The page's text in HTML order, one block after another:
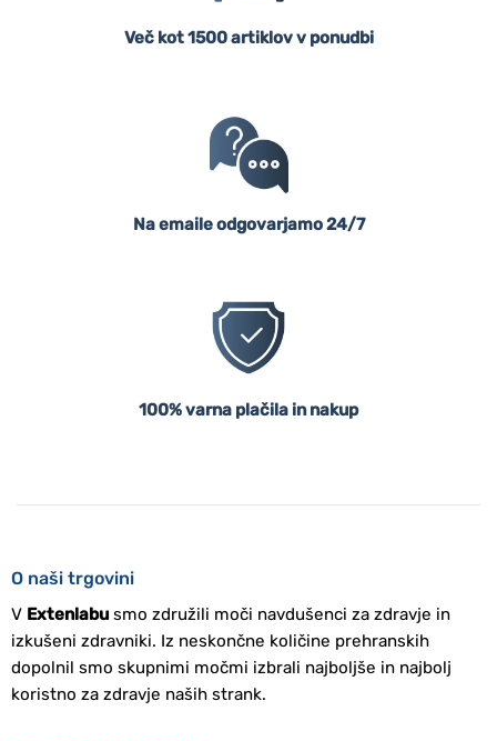
Več kot 1500 artiklov v ponudbi
Na emaile odgovarjamo 24/7
100% varna plačila in nakup
O naši trgovini
V Extenlabusmo združili moči navdušenci za zdravje in
izkušeni zdravniki. Iz neskončne količine prehranskih
dopolnil smo skupnimi močmi izbrali najboljše in najbolj
koristno za zdravje naših strank.